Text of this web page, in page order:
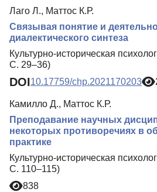
Лаго Л., Маттос К.Р.
Связывая понятие и
диалектического синтеза
Культурно-историческая
С. 29–36)
DOI10.17759/chp.2021170203
Камилло Д., Маттос К.Р.
Преподавание научных
некоторых противоречиях в
практике
Культурно-историческая
С. 110–115)
838